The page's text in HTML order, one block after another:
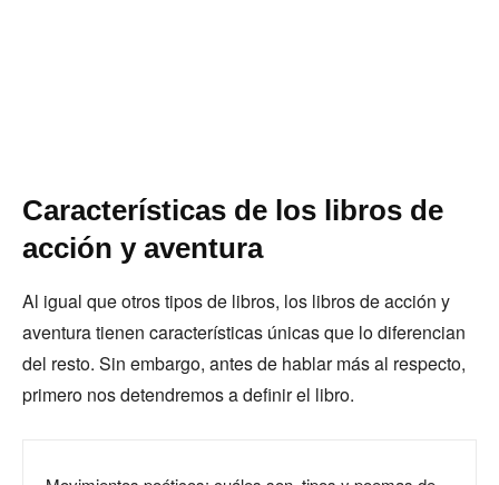
Características de los libros de
acción y aventura
Al igual que otros tipos de libros, los libros de acción y
aventura tienen características únicas que lo diferencian
del resto. Sin embargo, antes de hablar más al respecto,
primero nos detendremos a definir el libro.